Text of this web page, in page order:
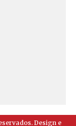
Design e